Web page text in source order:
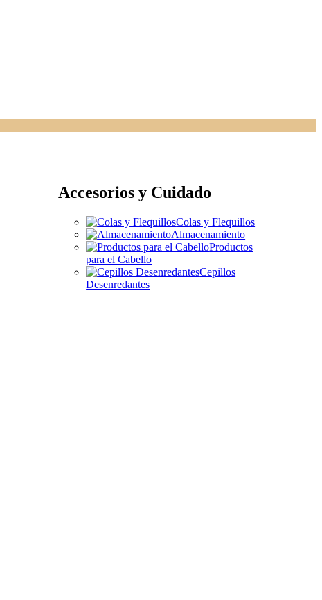
Accesorios y Cuidado
Colas y Flequillos
Almacenamiento
Productos
para el Cabello
Cepillos
Desenredantes